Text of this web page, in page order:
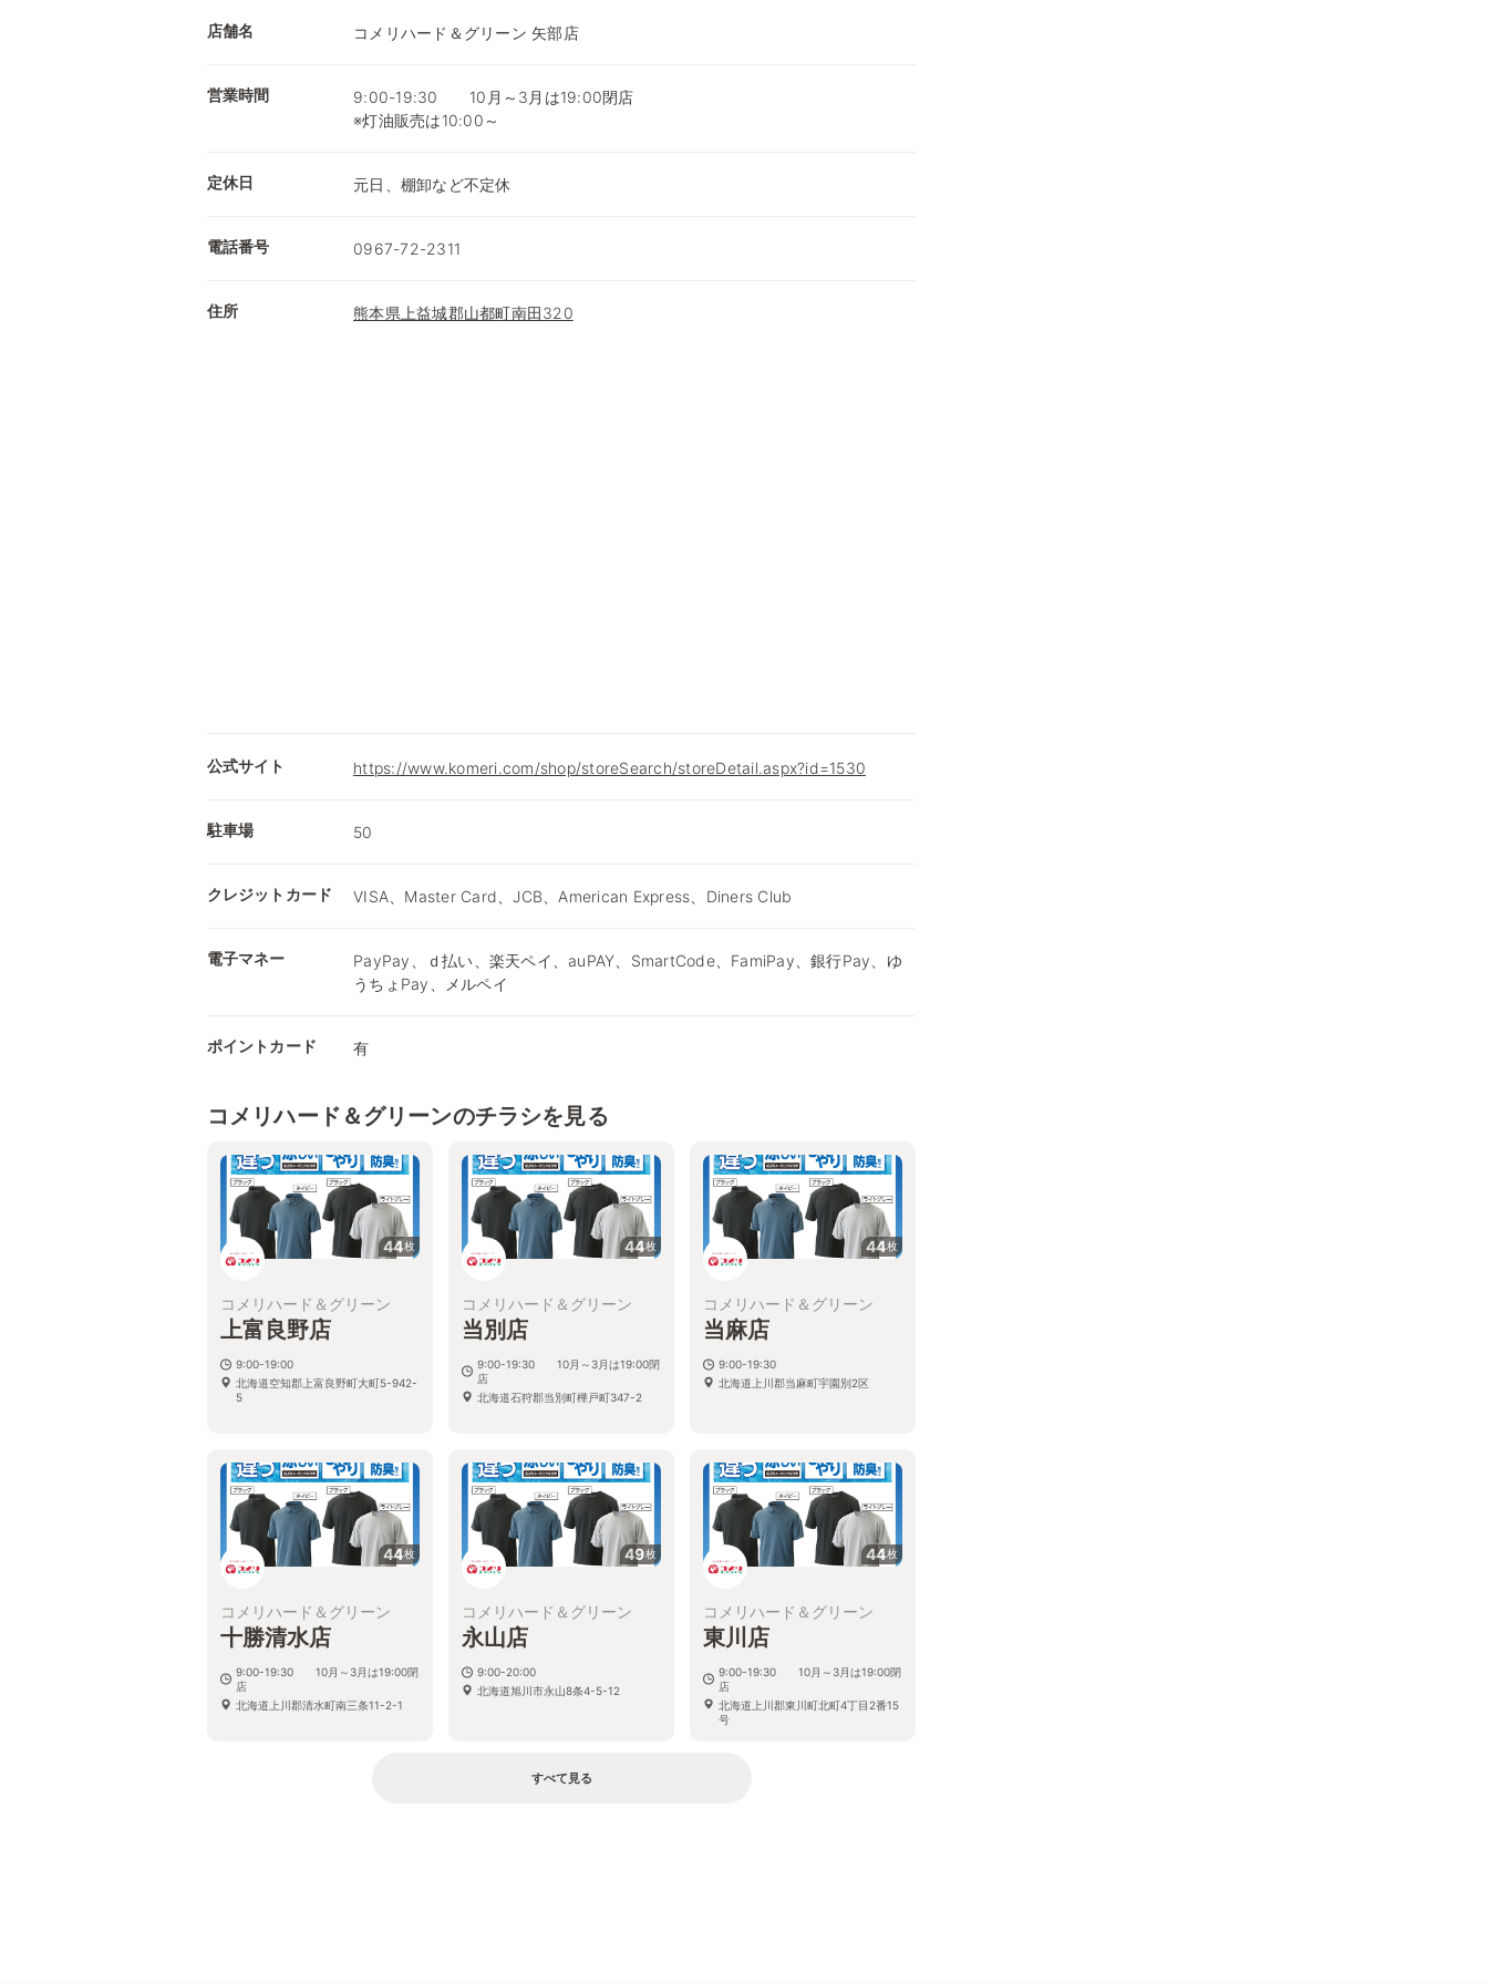
店舗名 コメリハード＆グリーン 矢部店
営業時間
9:00-19:30 10月～3月は19:00閉店
※灯油販売は10:00～
定休日 元日、棚卸など不定休
電話番号 0967-72-2311
住所 熊本県上益城郡山都町南田320
公式サイト https://www.komeri.com/shop/storeSearch/storeDetail.aspx?id=1530
駐車場 50
クレジットカード VISA、Master Card、JCB、American Express、Diners Club
電子マネー
PayPay、ｄ払い、楽天ペイ、auPAY、SmartCode、FamiPay、銀行Pay、ゆ
うちょPay、メルペイ
ポイントカード 有
コメリハード＆グリーンのチラシを見る
44枚
コメリハード＆グリーン
上富良野店
9:00-19:00
北海道空知郡上富良野町大町5-942-
5
44枚
コメリハード＆グリーン
当別店
9:00-19:30 10月～3月は19:00閉
店
北海道石狩郡当別町樺戸町347-2
44枚
コメリハード＆グリーン
当麻店
9:00-19:30
北海道上川郡当麻町宇園別2区
44枚
コメリハード＆グリーン
十勝清水店
9:00-19:30 10月～3月は19:00閉
店
北海道上川郡清水町南三条11-2-1
49枚
コメリハード＆グリーン
永山店
9:00-20:00
北海道旭川市永山8条4-5-12
44枚
コメリハード＆グリーン
東川店
9:00-19:30 10月～3月は19:00閉
店
北海道上川郡東川町北町4丁目2番15
号
すべて見る